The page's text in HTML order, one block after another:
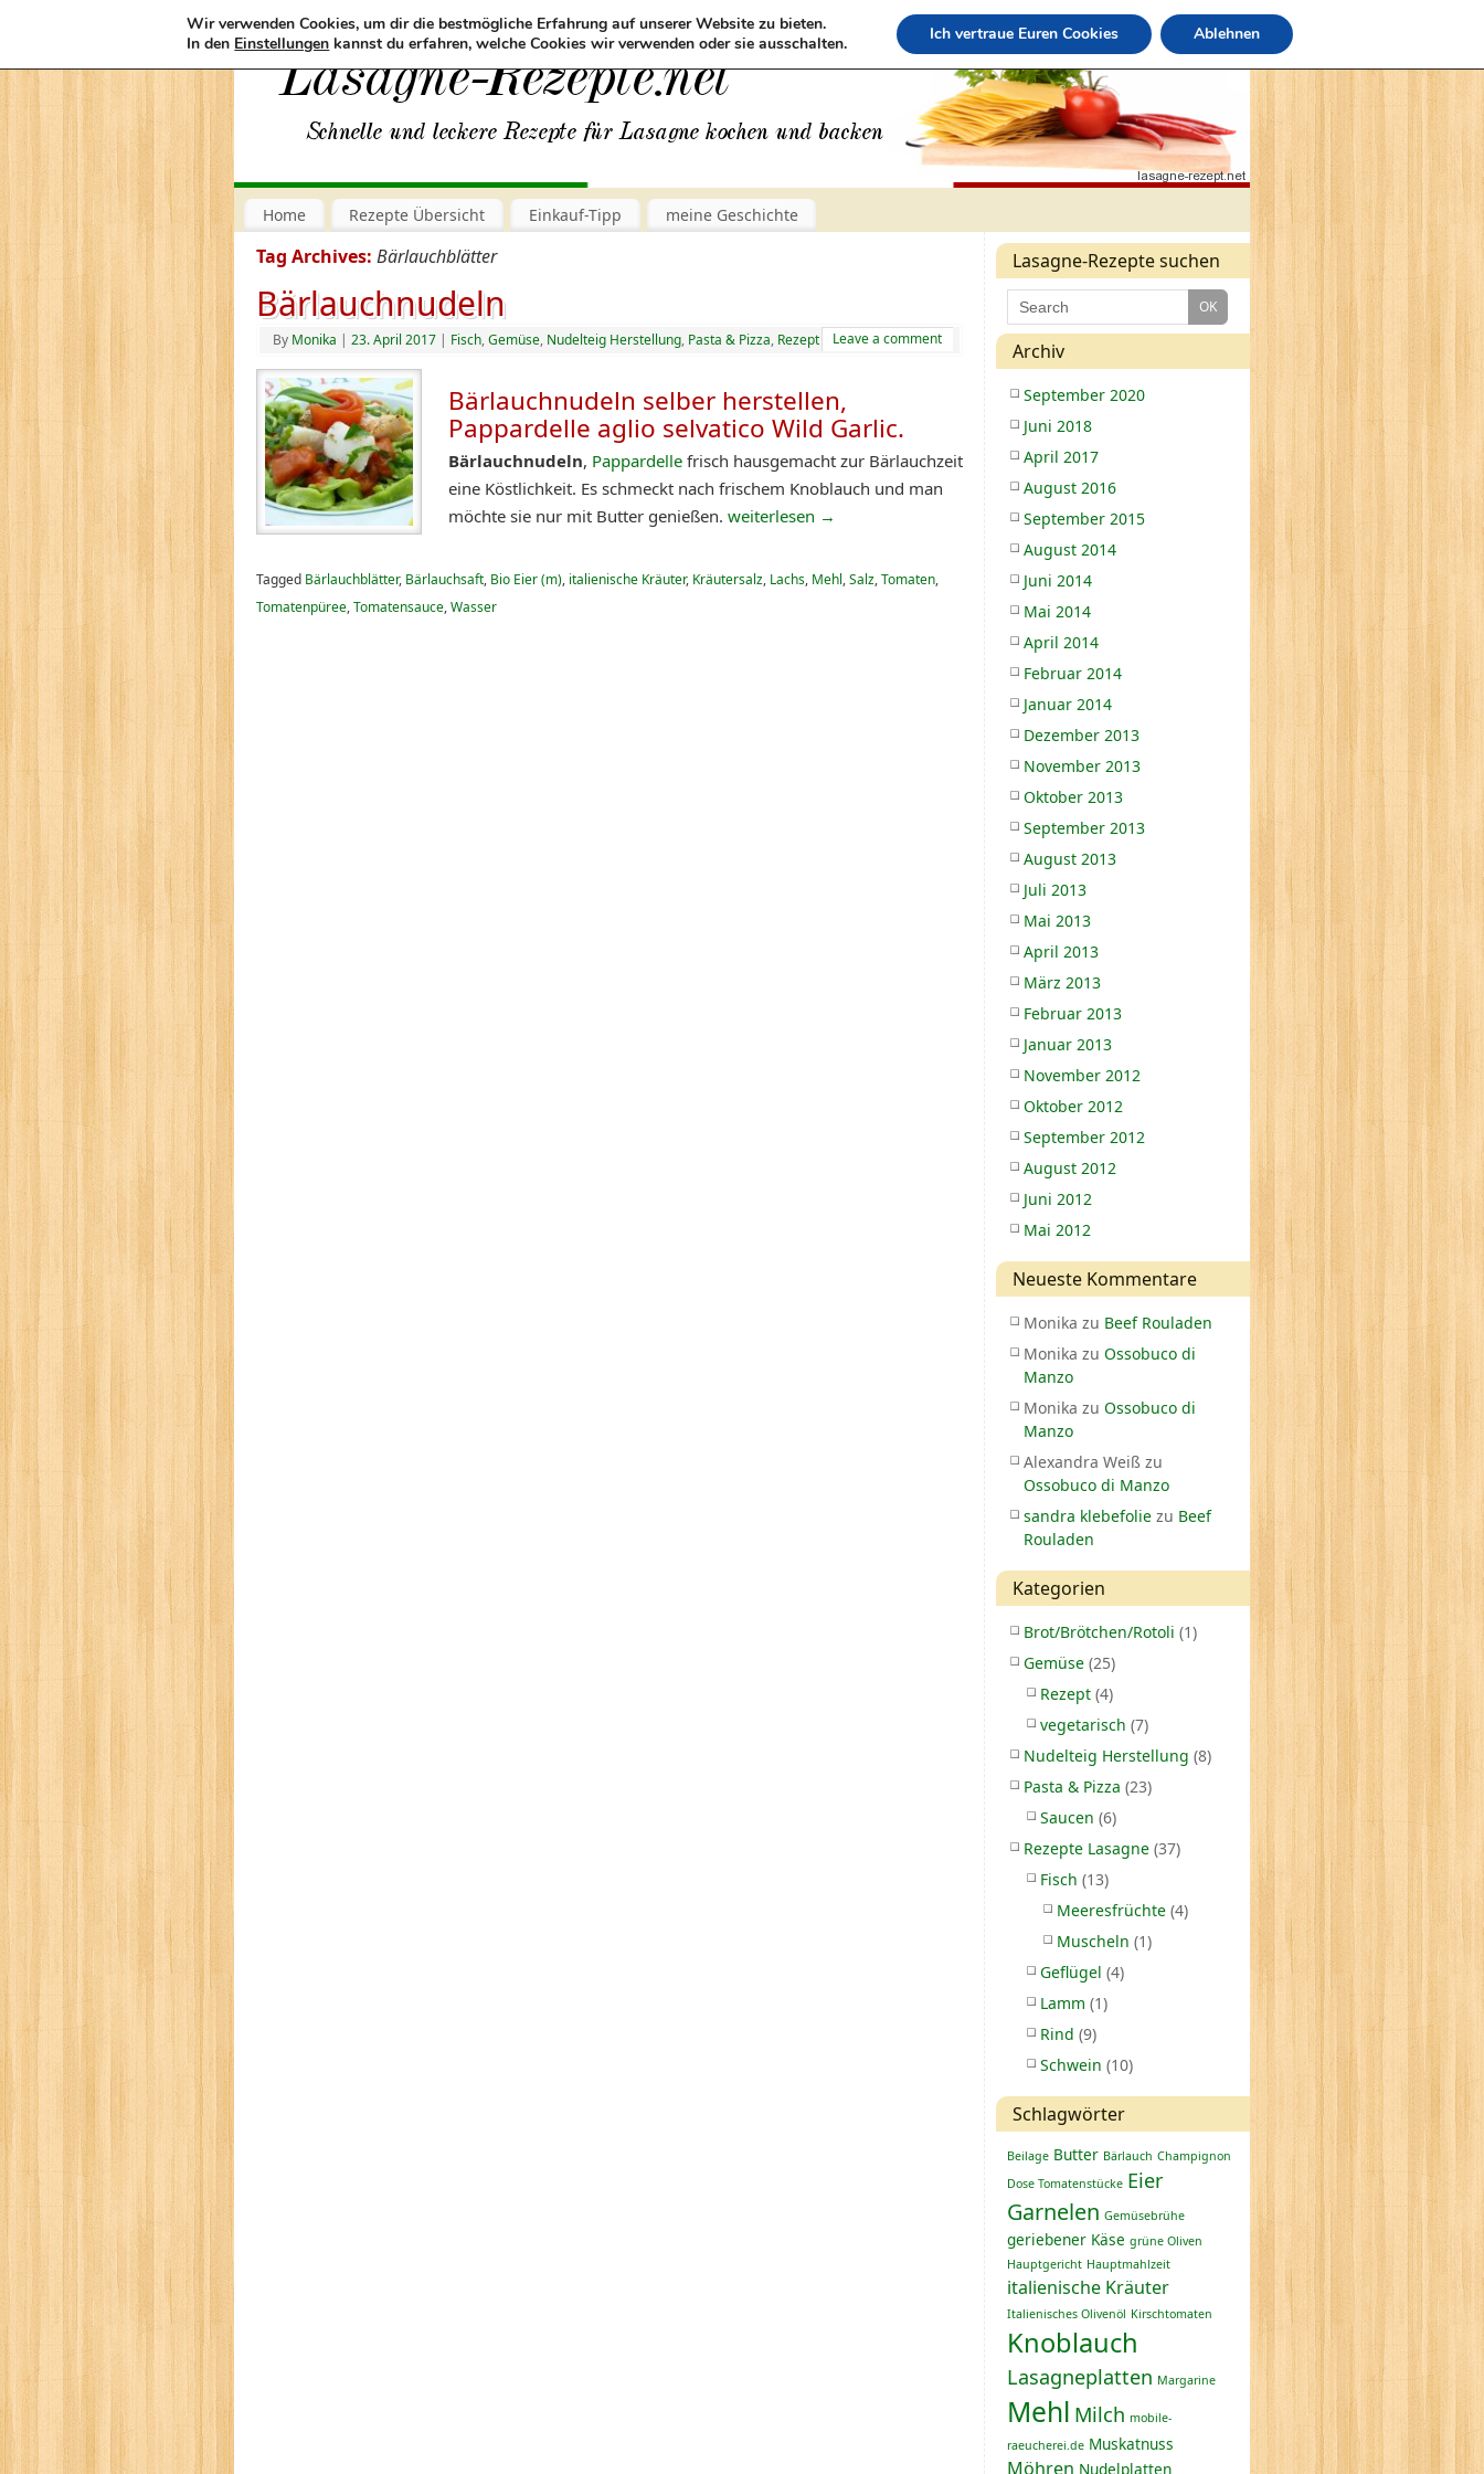
Home Rezepte Übersicht Einkauf-Tipp meine Geschichte
Tag Archives: Bärlauchblätter
Bärlauchnudeln
By Monika | 23. April 2017 | Fisch,Gemüse, Nudelteig Herstellung, Pasta & Pizza, Rezept Leave a comment
Bärlauchnudeln selber herstellen,
Pappardelle aglio selvatico Wild Garlic.
Bärlauchnudeln, Pappardelle frisch hausgemacht zur Bärlauchzeit
eine Köstlichkeit. Es schmeckt nach frischem Knoblauch und man
möchte sie nur mit Butter genießen. weiterlesen →
Tagged Bärlauchblätter, Bärlauchsaft, Bio Eier (m), italienische Kräuter, Kräutersalz, Lachs, Mehl,Salz,Tomaten,
Tomatenpüree,Tomatensauce,Wasser
Lasagne-Rezepte suchen
Archiv
September 2020
Juni 2018
April 2017
August 2016
September 2015
August 2014
Juni 2014
Mai 2014
April 2014
Februar 2014
Januar 2014
Dezember 2013
November 2013
Oktober 2013
September 2013
August 2013
Juli 2013
Mai 2013
April 2013
März 2013
Februar 2013
Januar 2013
November 2012
Oktober 2012
September 2012
August 2012
Juni 2012
Mai 2012
Neueste Kommentare
Monika zu Beef Rouladen
Monika zu Ossobuco di
Manzo
Monika zu Ossobuco di
Manzo
Alexandra Weiß zu
Ossobuco di Manzo
sandra klebefolie zu Beef
Rouladen
Kategorien
Brot/Brötchen/Rotoli (1)
Gemüse (25)
Rezept (4)
vegetarisch (7)
Nudelteig Herstellung (8)
Pasta & Pizza (23)
Saucen (6)
Rezepte Lasagne (37)
Fisch (13)
Meeresfrüchte (4)
Muscheln (1)
Geflügel (4)
Lamm (1)
Rind (9)
Schwein (10)
Schlagwörter
Beilage Butter Bärlauch Champignon
Dose Tomatenstücke Eier
Garnelen Gemüsebrühe
geriebener Käse grüne Oliven
Hauptgericht Hauptmahlzeit
italienische Kräuter
Italienisches Olivenöl Kirschtomaten
Knoblauch
Lasagneplatten Margarine
Mehl Milch mobile-
raeucherei.de Muskatnuss
Möhren Nudelplatten
Wir verwenden Cookies, um dir die bestmögliche Erfahrung auf unserer Website zu bieten.
In den Einstellungen kannst du erfahren, welche Cookies wir verwenden oder sie ausschalten. Ich vertraue Euren Cookies Ablehnen